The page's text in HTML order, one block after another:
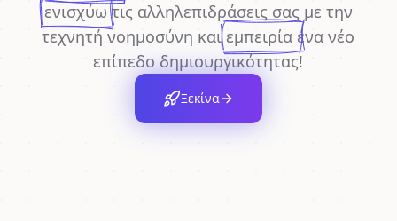
ενισχύω τις αλληλεπιδράσεις σας με την
τεχνητή νοημοσύνη και εμπειρία ένα νέο
επίπεδο δημιουργικότητας!
Ξεκίνα